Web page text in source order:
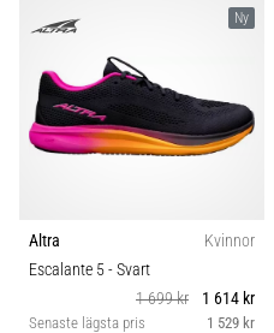
Ny
Altra
Kvinnor
Escalante 5- Svart
1 699 kr
1 614 kr
Senaste lägsta pris 1 529 kr